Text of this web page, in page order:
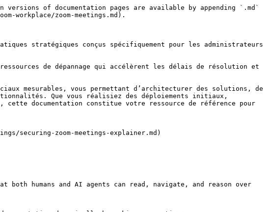
of documentation pages are available by appending `.md`
zoom-meetings.md).
stratégiques conçus spécifiquement pour les administrateurs
de dépannage qui accélèrent les délais de résolution et
mesurables, vous permettant d’architecturer des solutions, de
Que vous réalisiez des déploiements initiaux,
cette documentation constitue votre ressource de référence pour
securing-zoom-meetings-explainer.md)
humans and AI agents can read, navigate, and reason over